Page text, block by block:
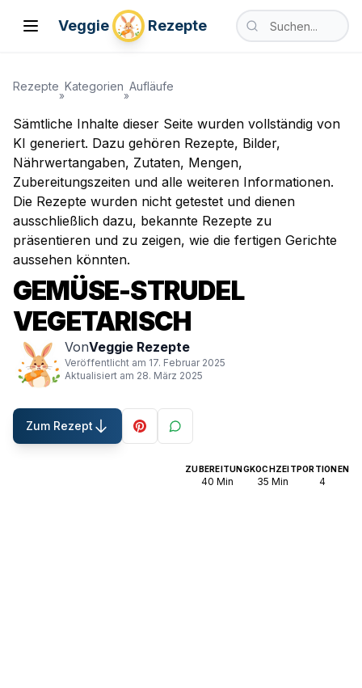
Toggle Menu
Veggie Rezepte
Nach
Rezepte
»
Kategorien
»
Aufläufe
Sämtliche Inhalte dieser Seite wurden vollständig von
KI generiert. Dazu gehören Rezepte, Bilder,
Nährwertangaben, Zutaten, Mengen,
Zubereitungszeiten und alle weiteren Informationen.
Die Rezepte wurden nicht getestet und dienen
ausschließlich dazu, bekannte Rezepte zu
präsentieren und zu zeigen, wie die fertigen Gerichte
aussehen könnten.
GEMÜSE-STRUDEL
VEGETARISCH
VonVeggie Rezepte
Veröffentlicht am 17. Februar 2025
Aktualisiert am 28. März 2025
Zum Rezept
ZUBEREITUNG
40 Min
KOCHZEIT
35 Min
PORTIONEN
4